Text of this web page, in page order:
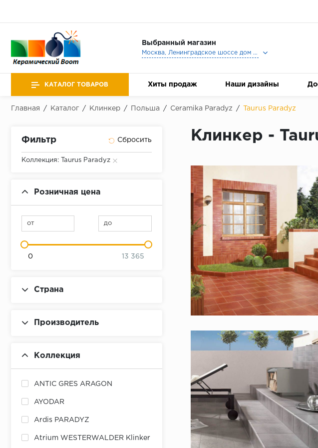
Выбранный магазин
Москва, Ленинградское шоссе дом 25, Торговый Центр Family Room, 2-ой этаж, Магазин Керамический Бум.
КАТАЛОГ ТОВАРОВ Хиты продаж Наши дизайны
Главная / Каталог / Клинкер / Польша / Ceramika Paradyz / Taurus Paradyz
Фильтр
Коллекция: Taurus Paradyz
Розничная цена
от до
0 13 365
Страна
Производитель
Коллекция
ANTIC GRES ARAGON
AYODAR
Ardis PARADYZ
Atrium WESTERWALDER Klinker
Клинкер -